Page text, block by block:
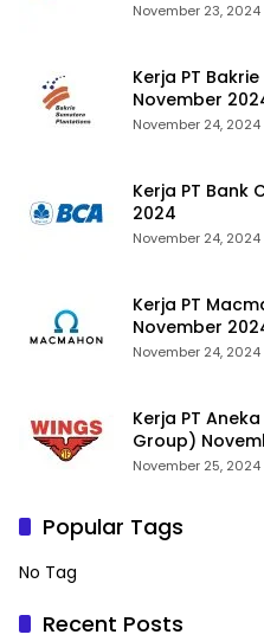
November 23, 2024
Kerja PT
November
November 24, 2024
Kerja PT Bank
2024
November 24, 2024
Kerja PT
November
November 24, 2024
Kerja PT
Group)
November 25, 2024
Popular Tags
No Tag
Recent Posts